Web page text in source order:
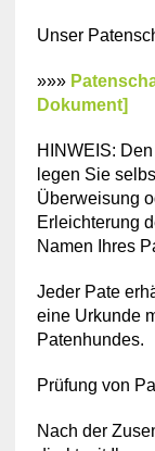
Unser
»»»
Dokument]
HINWEIS:
legen Sie
Überweisung
Erleichterung
Namen Ihres
Jeder Pate
eine Urkunde
Patenhundes.
Prüfung von
Nach der